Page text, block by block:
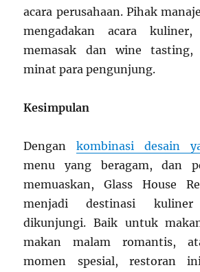
acara perusahaan. Pihak
mengadakan acara
memasak dan wine tasting,
minat para pengunjung.
Kesimpulan
Dengankombinasi desain
menu yang beragam, dan
memuaskan, Glass House
menjadi destinasi
dikunjungi. Baik untuk
makan malam romantis,
momen spesial, restoran